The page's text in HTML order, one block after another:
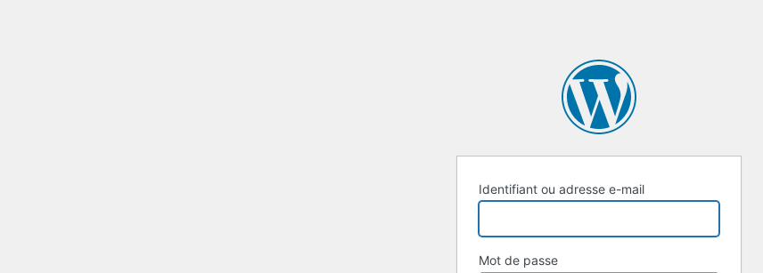
Identifiant ou adresse e-mail
Mot de passe